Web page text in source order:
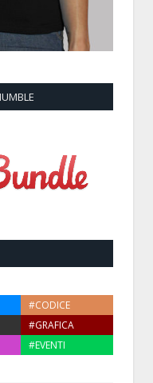
#CODICE
#GRAFICA
#EVENTI